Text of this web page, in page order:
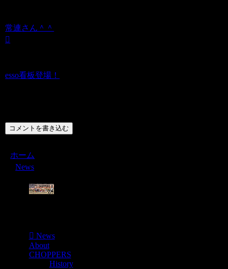
常連さん＾＾
esso看板登場！
コメントを書き込む
ホーム
News
News
About
CHOPPERS
History